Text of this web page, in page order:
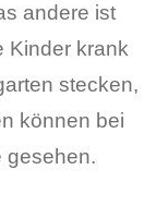
andere ist
Kinder krank
stecken,
können bei
gesehen.